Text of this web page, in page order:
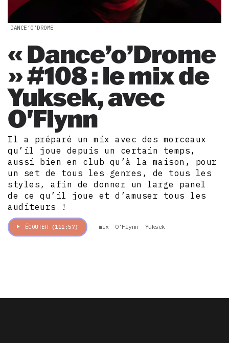
DANCE’O’DROME
« Dance’o’Drome
» #108 : le mix de
Yuksek, avec
O'Flynn
Il a préparé un mix avec des morceaux
qu’il joue depuis un certain temps,
aussi bien en club qu’à la maison, pour
un set de tous les genres, de tous les
styles, afin de donner un large panel
de ce qu’il joue et d’amuser tous les
auditeurs !
ÉCOUTER (111:57) mix O'Flynn Yuksek